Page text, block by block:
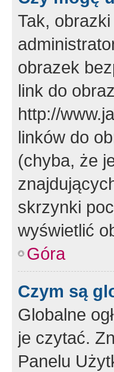
Tak,
obrazek
link do
http://
linków do
(chyba, że
skrzynki
wyświetlić
Góra
Czym są
Globalne
je czytać.
Panelu